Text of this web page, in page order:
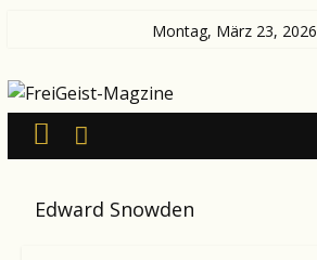
springen
Montag, März 23, 2026
FreiGeist-
Magzine
News
Edward Snowden